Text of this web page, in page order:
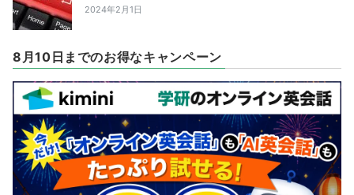
2024年2月1日
8月10日までのお得なキャンペーン